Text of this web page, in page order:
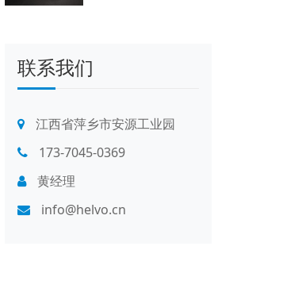
联系我们
江西省萍乡市安源工业园
173-7045-0369
黄经理
info@helvo.cn